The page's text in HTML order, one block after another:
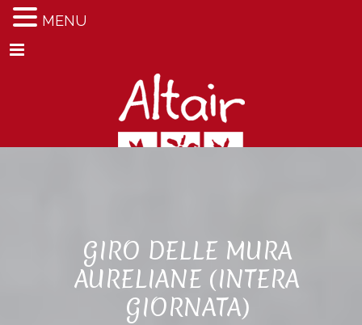
Menu
GIRO DELLE MURA
AURELIANE (INTERA
GIORNATA)
MENU